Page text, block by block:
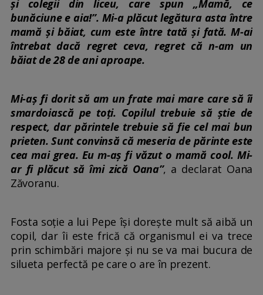
și colegii din liceu, care spun „Mamă, ce
bunăciune e aia!”. Mi-a plăcut legătura asta între
mamă și băiat, cum este între tată și fată. M-ai
întrebat dacă regret ceva, regret că n-am un
băiat de 28 de ani aproape.
Mi-aș fi dorit să am un frate mai mare care să îi
smardoiască pe toți. Copilul trebuie să știe de
respect, dar părintele trebuie să fie cel mai bun
prieten. Sunt convinsă că meseria de părinte este
cea mai grea. Eu m-aș fi văzut o mamă cool. Mi-
ar fi plăcut să îmi zică Oana”, a declarat Oana
Zăvoranu.
Fosta soție a lui Pepe își dorește mult să aibă un
copil, dar îi este frică că organismul ei va trece
prin schimbări majore și nu se va mai bucura de
silueta perfectă pe care o are în prezent.